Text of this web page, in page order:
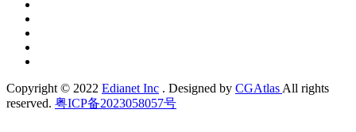
Copyright © 2022 Edianet Inc . Designed by CGAtlas All rights
reserved. 粤ICP备2023058057号